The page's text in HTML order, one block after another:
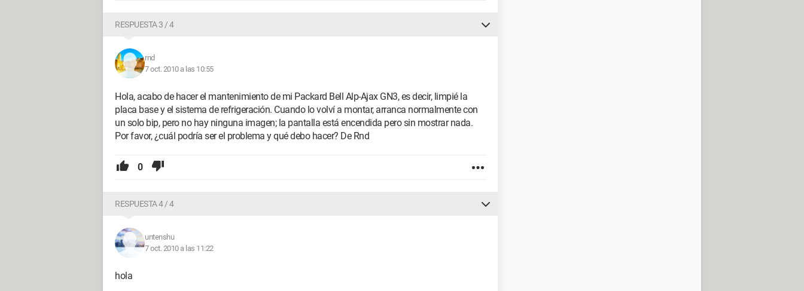
RESPUESTA 3 / 4
rnd
7 oct. 2010 a las 10:55
Hola, acabo de hacer el mantenimiento de mi Packard Bell Alp-Ajax GN3, es decir, limpié la
placa base y el sistema de refrigeración. Cuando lo volví a montar, arranca normalmente con
un solo bip, pero no hay ninguna imagen; la pantalla está encendida pero sin mostrar nada.
Por favor, ¿cuál podría ser el problema y qué debo hacer? De Rnd
0
RESPUESTA 4 / 4
untenshu
7 oct. 2010 a las 11:22
hola